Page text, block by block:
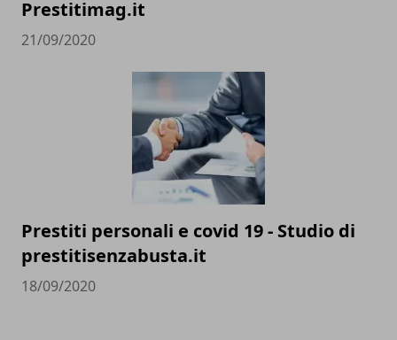
Prestitimag.it
21/09/2020
Prestiti personali e covid 19 - Studio di
prestitisenzabusta.it
18/09/2020